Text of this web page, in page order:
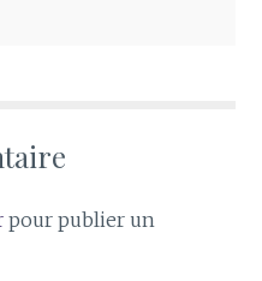
pour publier un